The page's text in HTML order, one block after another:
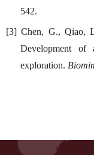
542.
[3] Chen, G., Qiao,
Development of
exploration.